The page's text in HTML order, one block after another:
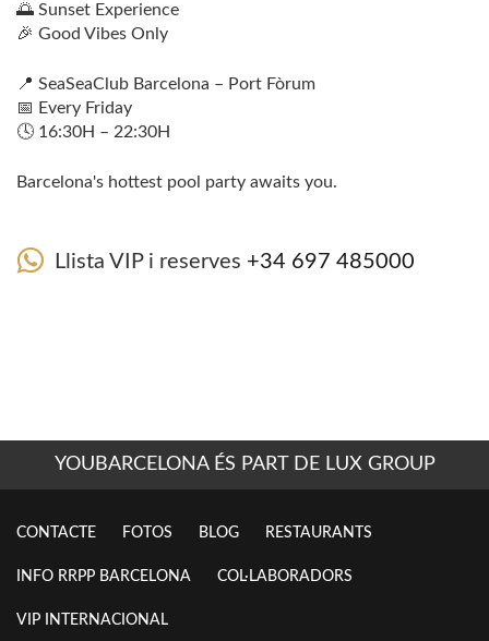
🌅 Sunset Experience
🎉 Good Vibes Only
📍 SeaSeaClub Barcelona – Port Fòrum
📅 Every Friday
🕓 16:30H – 22:30H
Barcelona's hottest pool party awaits you.
Llista VIP i reserves +34 697 485000
YOUBARCELONA ÉS PART DE LUX GROUP
CONTACTE FOTOS BLOG RESTAURANTS
INFO RRPP BARCELONA COL·LABORADORS
VIP INTERNACIONAL